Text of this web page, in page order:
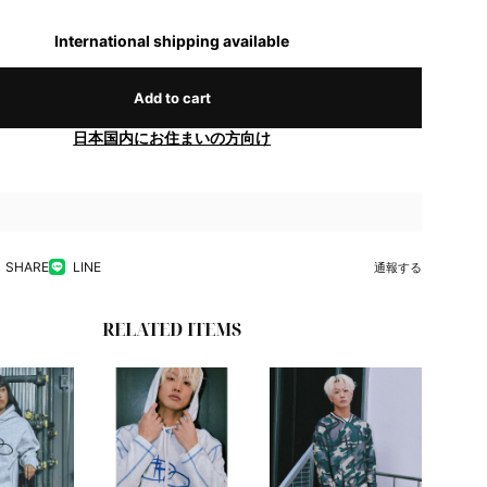
International shipping available
Add to cart
日本国内にお住まいの方向け
SHARE LINE 通報する
RELATED ITEMS